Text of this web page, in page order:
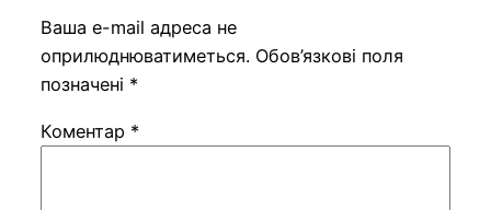
Ваша e-mail адреса не
оприлюднюватиметься. Обов’язкові поля
позначені *
Коментар *